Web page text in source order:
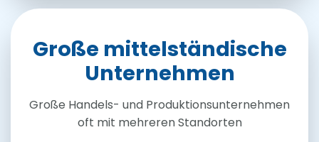
Große mittelständische
Unternehmen
Große Handels- und Produktionsunternehmen
oft mit mehreren Standorten